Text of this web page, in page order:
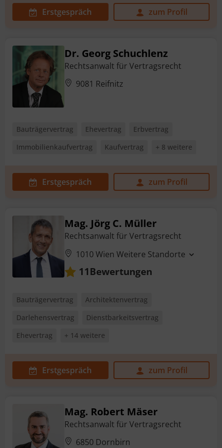
Erstgespräch zum Profil
Dr. Georg Schuchlenz
Rechtsanwalt für Vertragsrecht
9081 Reifnitz
Bauträgervertrag Ehevertrag
Erbvertrag
Immobilienkaufvertrag
Kaufvertrag + 8 weitere
Erstgespräch zum Profil
Mag. Jörg C. Müller
Rechtsanwalt für Vertragsrecht
1010 Wien Weitere Standorte
11Bewertungen
Bauträgervertrag
Architektenvertrag
Darlehensvertrag
Dienstbarkeitsvertrag
Ehevertrag
+ 14 weitere
Erstgespräch zum Profil
Mag. Robert Mäser
Rechtsanwalt für Vertragsrecht
6850 Dornbirn